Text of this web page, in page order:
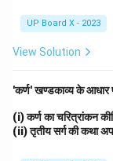
UP Board X - 2023
View Solution
'कर्ण' खण्डकाव्य के आधार
(i) कर्ण का चरित्रांकन
(ii) तृतीय सर्ग की कथा